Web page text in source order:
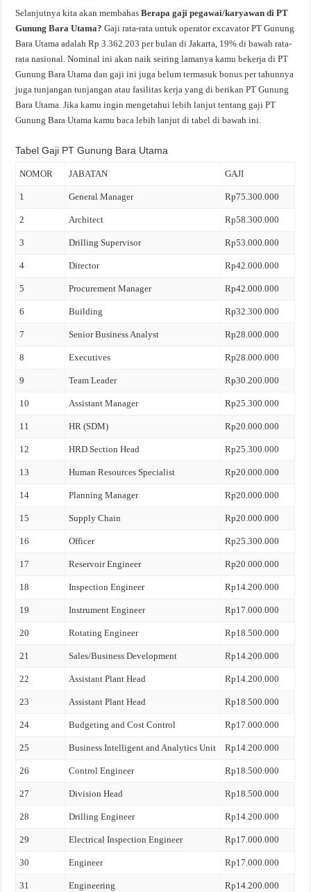
Selanjutnya kita akan membahasBerapa gaji pegawai/karyawan di PT
Gunung Bara Utama?Gaji rata-rata untuk operator excavator PT Gunung
Bara Utama adalah Rp 3.362.203 per bulan di Jakarta, 19% di bawah rata-
rata nasional. Nominal ini akan naik seiring lamanya kamu bekerja di PT
Gunung Bara Utama dan gaji ini juga belum termasuk bonus per tahunnya
juga tunjangan tunjangan atau fasilitas kerja yang di berikan PT Gunung
Bara Utama. Jika kamu ingin mengetahui lebih lanjut tentang gaji PT
Gunung Bara Utama kamu baca lebih lanjut di tabel di bawah ini.
Tabel Gaji PT Gunung Bara Utama
NOMOR JABATAN GAJI
1 General Manager Rp75.300.000
2 Architect Rp58.300.000
3 Drilling Supervisor Rp53.000.000
4 Director Rp42.000.000
5 Procurement Manager Rp42.000.000
6 Building Rp32.300.000
7 Senior Business Analyst Rp28.000.000
8 Executives Rp28.000.000
9 Team Leader Rp30.200.000
10 Assistant Manager Rp25.300.000
11 HR (SDM) Rp20.000.000
12 HRD Section Head Rp25.300.000
13 Human Resources Specialist Rp20.000.000
14 Planning Manager Rp20.000.000
15 Supply Chain Rp20.000.000
16 Officer Rp25.300.000
17 Reservoir Engineer Rp20.000.000
18 Inspection Engineer Rp14.200.000
19 Instrument Engineer Rp17.000.000
20 Rotating Engineer Rp18.500.000
21 Sales/Business Development Rp14.200.000
22 Assistant Plant Head Rp14.200.000
23 Assistant Plant Head Rp18.500.000
24 Budgeting and Cost Control Rp17.000.000
25 Business Intelligent and Analytics Unit Rp14.200.000
26 Control Engineer Rp18.500.000
27 Division Head Rp18.500.000
28 Drilling Engineer Rp14.200.000
29 Electrical Inspection Engineer Rp17.000.000
30 Engineer Rp17.000.000
31 Engineering Rp14.200.000